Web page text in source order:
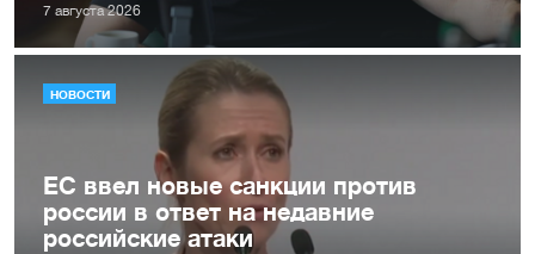
7 августа 2026
НОВОСТИ
ЕС ввел новые санкции против
россии в ответ на недавние
российские атаки